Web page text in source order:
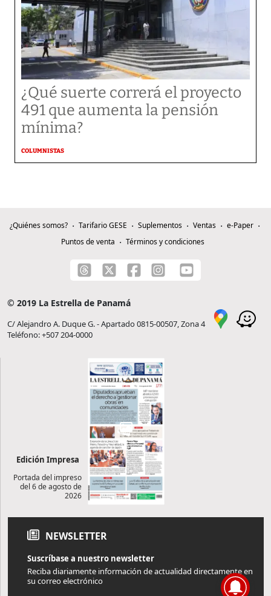
¿Qué suerte correrá el proyecto
491 que aumenta la pensión
mínima?
COLUMNISTAS
¿Quiénes somos? Tarifario GESE Suplementos Ventas
e-Paper
Puntos de venta
Términos y condiciones
© 2019 La Estrella de Panamá
C/ Alejandro A. Duque G. - Apartado 0815-00507, Zona 4
Teléfono: +507 204-0000
Edición Impresa
Portada del impreso
del 6 de agosto de
2026
NEWSLETTER
Suscríbase a nuestro newsletter
Reciba diariamente información de actualidad directamente en
su correo electrónico